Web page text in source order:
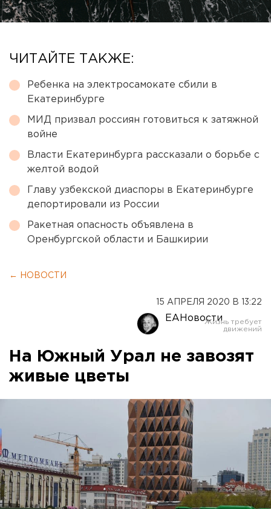
ЧИТАЙТЕ ТАКЖЕ:
Ребенка на электросамокате сбили в
Екатеринбурге
МИД призвал россиян готовиться к затяжной
войне
Власти Екатеринбурга рассказали о борьбе с
желтой водой
Главу узбекской диаспоры в Екатеринбурге
депортировали из России
Ракетная опасность объявлена в
Оренбургской области и Башкирии
← НОВОСТИ
15 АПРЕЛЯ 2020 В 13:22
ЕАНовости
На Южный Урал не завозят
живые цветы